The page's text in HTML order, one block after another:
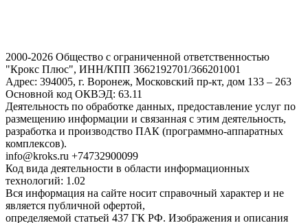
2000-2026 Общество с ограниченной ответственностью
"Крокс Плюс", ИНН/КПП 3662192701/366201001
Адрес: 394005, г. Воронеж, Московский пр-кт, дом 133 – 263
Основной код ОКВЭД: 63.11
Деятельность по обработке данных, предоставление услуг по
размещению информации и связанная с этим деятельность,
разработка и производство ПАК (программно-аппаратных
комплексов).
info@kroks.ru +74732900099
Код вида деятельности в области информационных
технологий: 1.02
Вся информация на сайте носит справочный характер и не
является публичной офертой,
определяемой статьей 437 ГК РФ. Изображения и описания